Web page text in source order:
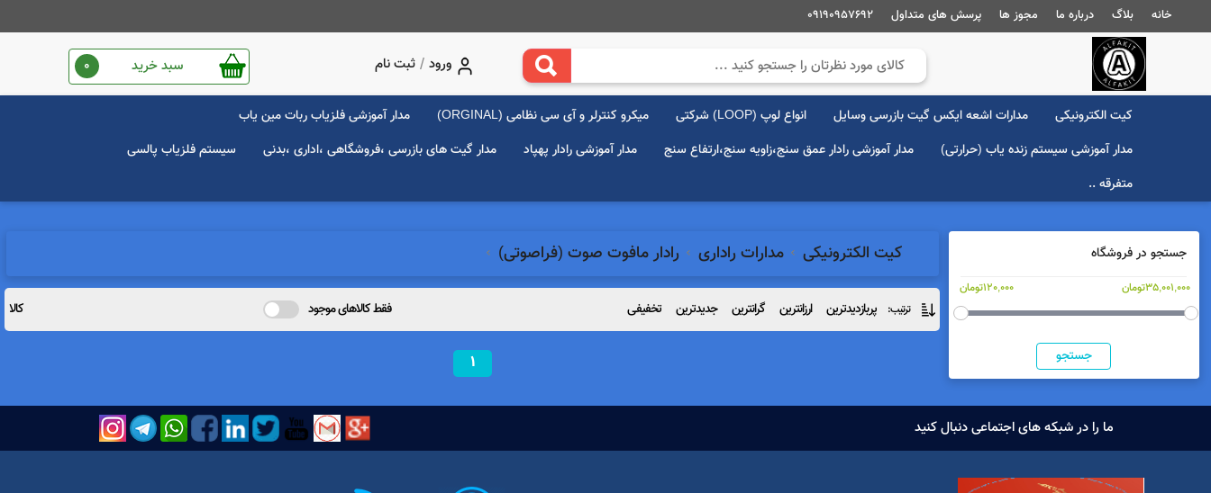
خانه بلاگ درباره ما مجوز ها پرسش های متداول 09190957692
سبد خرید 0 ورود / ثبت نام
کیت الکترونیکی مدارات اشعه ایکس گیت بازرسی وسایل انواع لوپ (LOOP) شرکتی میکرو کنترلر و آی سی نظامی (ORGINAL)
مدار آموزشی فلزیاب ربات مین یاب
مدار آموزشی سیستم زنده یاب (حرارتی)
مدار آموزشی رادار عمق سنج،زاویه سنج،ارتفاع سنج مدار آموزشی رادار پهپاد مدار گیت های بازرسی ،فروشگاهی ،اداری ،بدنی
سیستم فلزیاب پالسی
متفرقه ..
جستجو در فروشگاه
35,001,000تومان 120,000تومان
جستجو
کیت الکترونیکی مدارات راداری رادار مافوت صوت (فراصوتی)
ترتیب: پربازدیدترین ارزانترین گرانترین جدیدترین تخفیفی فقط کالاهای موجود کالا
1
ما را در شبکه های اجتماعی دنبال کنید